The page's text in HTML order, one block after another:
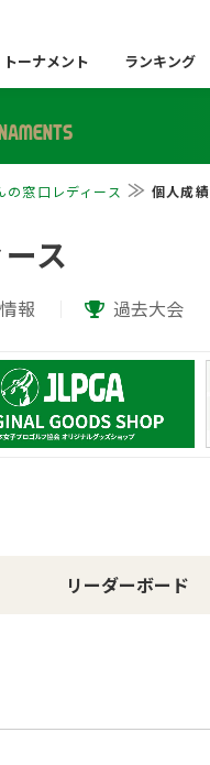
トーナメント ランキング
の窓口レディース 個人成績
ス
報 過去大会
リーダーボード